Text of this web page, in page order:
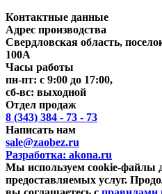
Контактные данные
Адрес производства
Свердловская область,
100А
Часы работы
пн-пт: с 9:00 до 17:00,
сб-вс: выходной
Отдел продаж
8 (343) 384 - 73 - 73
Написать нам
sale@zaobez.ru
Разработка: akona.ru
Мы используем cookie-файлы
предоставляемых услуг.